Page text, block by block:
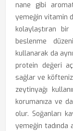
nane gibi
yemeğin vitamin
kolaylaştıran
beslenme
kullanarak da
protein değeri
sağlar ve
zeytinyağı
korumanıza ve
olur. Soğanları
yemeğin tadında